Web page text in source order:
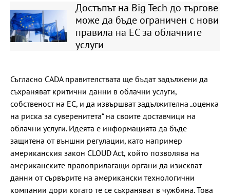
Достъпът на Big Tech до търгове
може да бъде ограничен с нови
правила на ЕС за облачните
услуги
Съгласно CADA правителствата ще бъдат задължени да
съхраняват критични данни в облачни услуги,
собственост на ЕС, и да извършват задължителна „оценка
на риска за суверенитета“ на своите доставчици на
облачни услуги. Идеята е информацията да бъде
защитена от външни регулации, като например
американския закон CLOUD Act, който позволява на
американските правоприлагащи органи да изискват
данни от сървърите на американски технологични
компании дори когато те се съхраняват в чужбина. Това